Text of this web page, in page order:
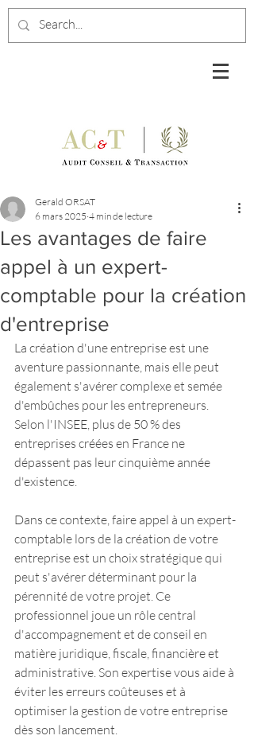
Les avantages de faire
appel à un expert-
comptable pour la création
d'entreprise
Gerald ORSAT
6 mars 2025 4 min de lecture
La création d'une entreprise est une
aventure passionnante, mais elle peut
également s'avérer complexe et semée
d'embûches pour les entrepreneurs.
Selon l'INSEE, plus de 50 % des
entreprises créées en France ne
dépassent pas leur cinquième année
d'existence.
Dans ce contexte, faire appel à un expert-
comptable lors de la création de votre
entreprise est un choix stratégique qui
peut s'avérer déterminant pour la
pérennité de votre projet. Ce
professionnel joue un rôle central
d'accompagnement et de conseil en
matière juridique, fiscale, financière et
administrative. Son expertise vous aide à
éviter les erreurs coûteuses et à
optimiser la gestion de votre entreprise
dès son lancement.